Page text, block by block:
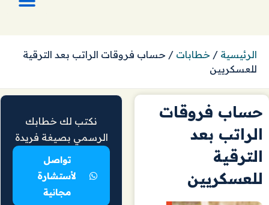
الرئيسية / خطابات / حساب فروقات الراتب بعد الترقية
للعسكريين
حساب فروقات
الراتب بعد
الترقية
للعسكريين
نكتب لك خطابك
الرسمي بصيغة فريدة
تواصل
لأستشارة
مجانية